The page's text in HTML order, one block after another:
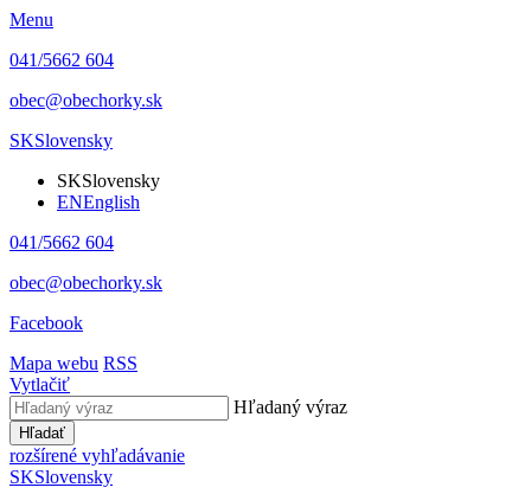
Menu
041/5662 604
obec@obechorky.sk
SKSlovensky
SKSlovensky
ENEnglish
041/5662 604
obec@obechorky.sk
Facebook
Mapa webu RSS
Vytlačiť
Hľadaný výraz
Hľadať
rozšírené vyhľadávanie
SKSlovensky